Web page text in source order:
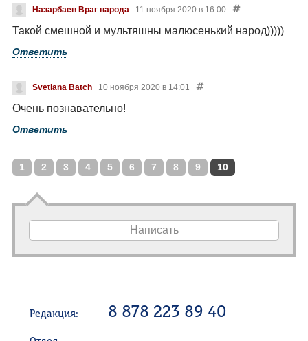
Назарбаев Враг народа 11 ноября 2020 в 16:00
Такой смешной и мультяшны малюсенький народ)))))
Ответить
Svetlana Batch 10 ноября 2020 в 14:01
Очень познавательно!
Ответить
1 2 3 4 5 6 7 8 9 10
Написать
Редакция: 8 878 223 89 40